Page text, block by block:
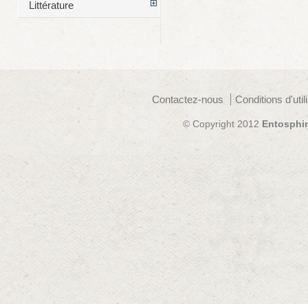
Littérature
Contactez-nous Conditions
© Copyright 2012